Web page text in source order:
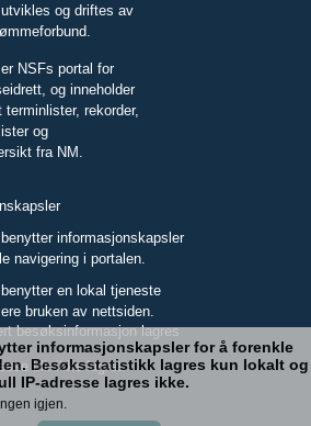
og driftes av
NSFs portal for
og inneholder
terminlister, rekorder,
og
fra NM.
informasjonskapsler
navigering i portalen.
en lokal tjeneste
bruken av nettsiden.
besøksinformasjon lagres
blir ikke lagret.
informasjonskapsler for å forenkle
Besøksstatistikk lagres kun lokalt og
IP-adresse lagres ikke.
igjen.